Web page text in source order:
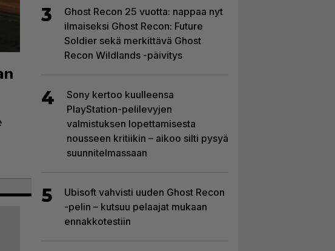
3
Ghost Recon 25 vuotta: nappaa nyt
ilmaiseksi Ghost Recon: Future
Soldier sekä merkittävä Ghost
Recon Wildlands -päivitys
4
Sony kertoo kuulleensa
PlayStation-pelilevyjen
valmistuksen lopettamisesta
nousseen kritiikin – aikoo silti pysyä
suunnitelmassaan
5
Ubisoft vahvisti uuden Ghost Recon
-pelin – kutsuu pelaajat mukaan
ennakkotestiin